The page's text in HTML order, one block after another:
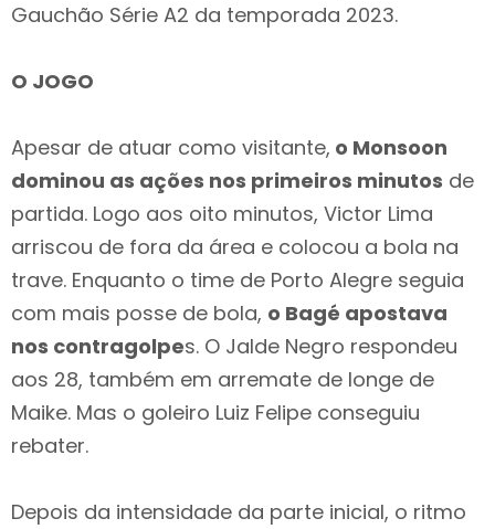
Gauchão Série A2 da temporada 2023.
O JOGO
Apesar de atuar como visitante, o Monsoon
dominou as ações nos primeiros minutos de
partida. Logo aos oito minutos, Victor Lima
arriscou de fora da área e colocou a bola na
trave. Enquanto o time de Porto Alegre seguia
com mais posse de bola, o Bagé apostava
nos contragolpes. O Jalde Negro respondeu
aos 28, também em arremate de longe de
Maike. Mas o goleiro Luiz Felipe conseguiu
rebater.
Depois da intensidade da parte inicial, o ritmo